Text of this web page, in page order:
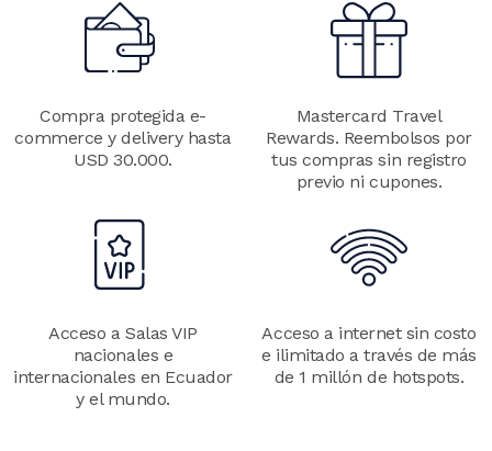
Image
Compra protegida e-
commerce y delivery hasta
USD 30.000.
Image
Mastercard Travel
Rewards. Reembolsos por
tus compras sin registro
previo ni cupones.
Image
Acceso a Salas VIP
nacionales e
internacionales en Ecuador
y el mundo.
Image
Acceso a internet sin costo
e ilimitado a través de más
de 1 millón de hotspots.